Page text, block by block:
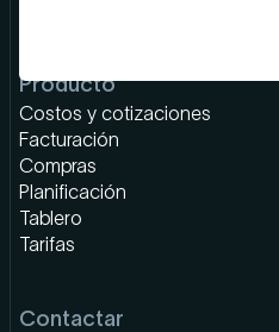
Producto
Costos y cotizaciones
Facturación
Compras
Planificación
Tablero
Tarifas
Contactar